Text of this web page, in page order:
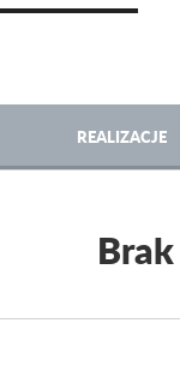
REALIZACJE